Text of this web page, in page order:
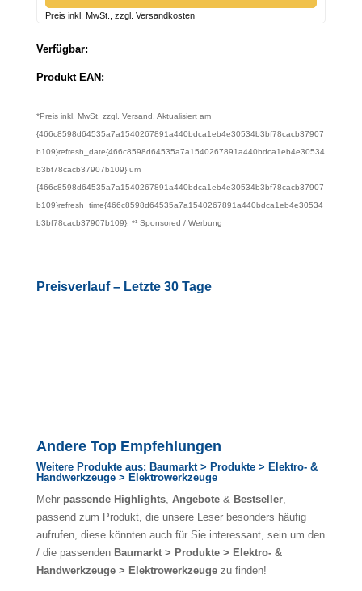
Preis inkl. MwSt., zzgl. Versandkosten
Verfügbar:
Produkt EAN:
*Preis inkl. MwSt. zzgl. Versand. Aktualisiert am
{466c8598d64535a7a1540267891a440bdca1eb4e30534b3bf78cacb37907
b109}refresh_date{466c8598d64535a7a1540267891a440bdca1eb4e30534
b3bf78cacb37907b109} um
{466c8598d64535a7a1540267891a440bdca1eb4e30534b3bf78cacb37907
b109}refresh_time{466c8598d64535a7a1540267891a440bdca1eb4e30534
b3bf78cacb37907b109}. *¹ Sponsored / Werbung
Preisverlauf – Letzte 30 Tage
Andere Top Empfehlungen
Weitere Produkte aus: Baumarkt > Produkte > Elektro- &
Handwerkzeuge > Elektrowerkzeuge
Mehr passende Highlights, Angebote& Bestseller,
passend zum Produkt, die unsere Leser besonders häufig
aufrufen, diese könnten auch für Sie interessant, sein um den
/ die passenden Baumarkt > Produkte > Elektro- &
Handwerkzeuge > Elektrowerkzeugezu finden!